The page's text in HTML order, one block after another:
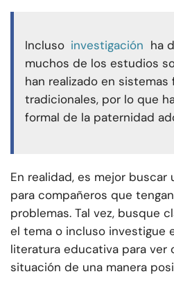
Incluso investigación ha
muchos de los estudios
han realizado en sistemas
tradicionales, por lo que
formal de la paternidad
En realidad, es mejor buscar
para compañeros que
problemas. Tal vez, busque
el tema o incluso investigue
literatura educativa para ver
situación de una manera